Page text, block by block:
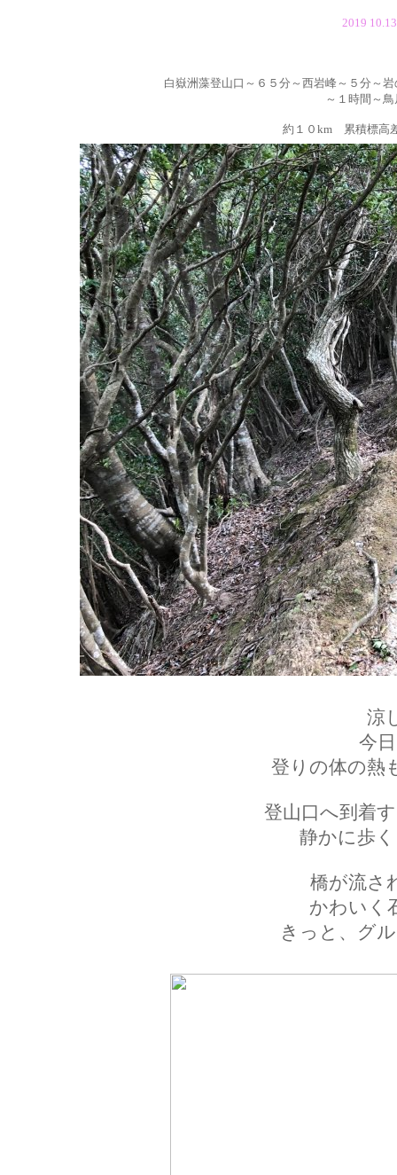
2019
白嶽洲藻登山口～６５分～西岩峰～５分～
～１時間 ～ 鳥
約１０km 累積標高
涼
今
登りの体の熱
登山口へ到着
静かに歩
橋が流さ
かわいく
きっと、グ